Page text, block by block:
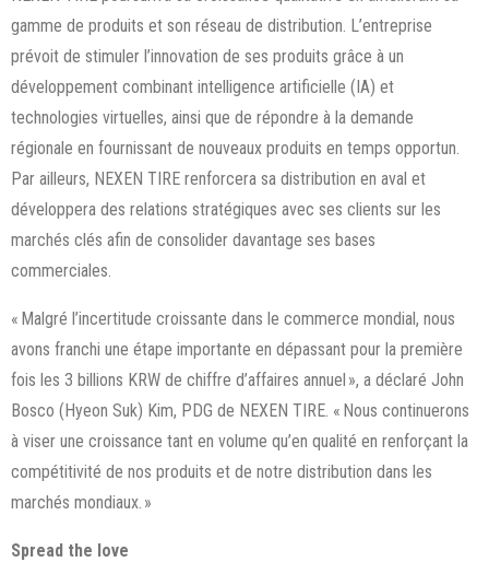
gamme de produits et son réseau de distribution. L’entreprise
prévoit de stimuler l’innovation de ses produits grâce à un
développement combinant intelligence artificielle (IA) et
technologies virtuelles, ainsi que de répondre à la demande
régionale en fournissant de nouveaux produits en temps opportun.
Par ailleurs, NEXEN TIRE renforcera sa distribution en aval et
développera des relations stratégiques avec ses clients sur les
marchés clés afin de consolider davantage ses bases
commerciales.
« Malgré l’incertitude croissante dans le commerce mondial, nous
avons franchi une étape importante en dépassant pour la première
fois les 3 billions KRW de chiffre d’affaires annuel », a déclaré John
Bosco (Hyeon Suk) Kim, PDG de NEXEN TIRE. « Nous continuerons
à viser une croissance tant en volume qu’en qualité en renforçant la
compétitivité de nos produits et de notre distribution dans les
marchés mondiaux. »
Spread the love